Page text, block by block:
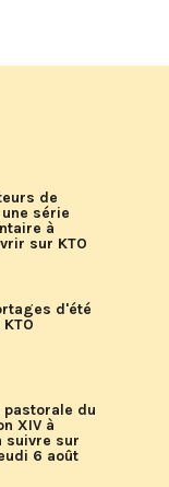
de
série
à
sur KTO
d'été
pastorale du
XIV à
suivre sur
6 août